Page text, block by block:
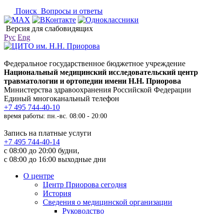
Поиск Вопросы и ответы
Версия для слабовидящих
Рус Eng
Федеральное государственное бюджетное учреждение
Национальный медицинский исследовательский центр
травматологии и ортопедии имени Н.Н. Приорова
Министерства здравоохранения Российской Федерации
Единый многоканальный телефон
+7 495 744-40-10
время работы: пн.-вс. 08:00 - 20:00
Запись на платные услуги
+7 495 744-40-14
с 08:00 до 20:00 будни,
с 08:00 до 16:00 выходные дни
О центре
Центр Приорова сегодня
История
Сведения о медицинской организации
Руководство